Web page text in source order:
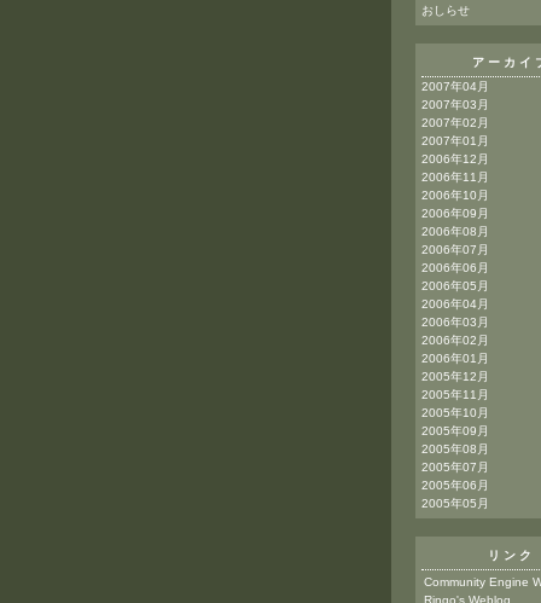
おしらせ
アーカイ
2007年04月
2007年03月
2007年02月
2007年01月
2006年12月
2006年11月
2006年10月
2006年09月
2006年08月
2006年07月
2006年06月
2006年05月
2006年04月
2006年03月
2006年02月
2006年01月
2005年12月
2005年11月
2005年10月
2005年09月
2005年08月
2005年07月
2005年06月
2005年05月
リンク
Community Engine
Ringo's Weblog